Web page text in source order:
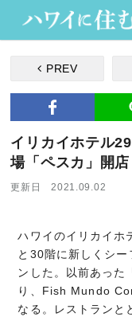
PREV
イリカイホテル
場「ペスカ」開店
更新日 2021.09.02
ハワイのイリカイホ
と30階に新しくシ
ンした。以前あった
り、Fish Mundo
なる。レストランと